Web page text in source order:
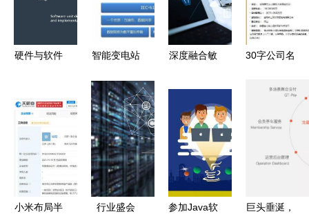
硬件与软件
周期及信息
系统集成服
智能变电站
相关技术的
深度解析
聚焦计算机
软硬件及辅
助设备零售
深度融合敏
Scrum框架
下如何用增
强现实仪表
板与版本控
制护航软件
30字公司名
议，“一口
气念不
故事
小米布局半
行业盛会
参加Java软
巨头垂涎，